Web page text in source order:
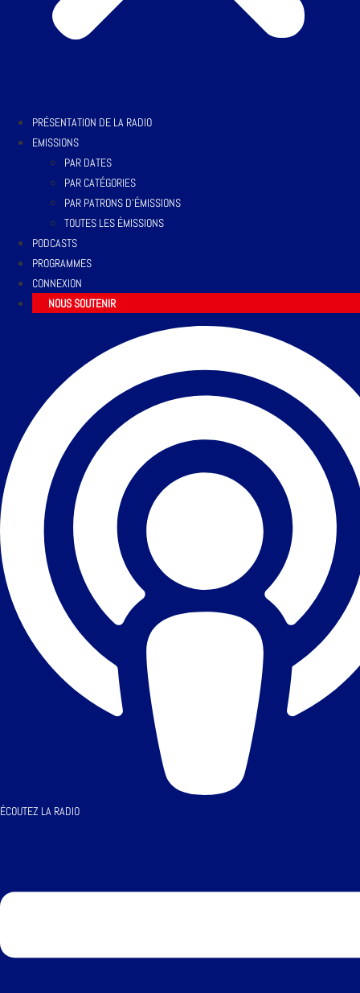
PRÉSENTATION DE LA RADIO
EMISSIONS
PAR DATES
PAR CATÉGORIES
PAR PATRONS D’ÉMISSIONS
TOUTES LES ÉMISSIONS
PODCASTS
PROGRAMMES
CONNEXION
NOUS SOUTENIR
ÉCOUTEZ LA RADIO